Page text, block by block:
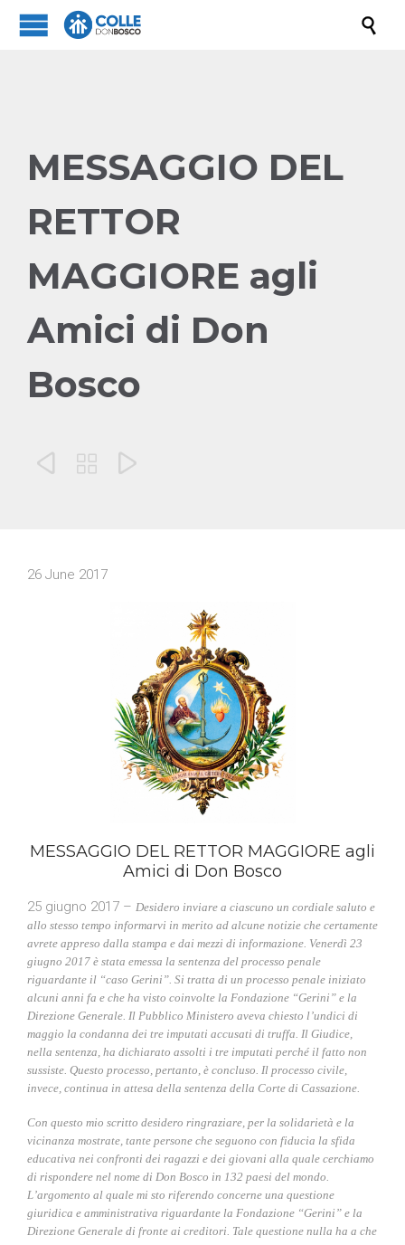

MESSAGGIO DEL
RETTOR
MAGGIORE agli
Amici di Don
Bosco
  
26 June 2017
MESSAGGIO DEL RETTOR MAGGIORE agli
Amici di Don Bosco
25 giugno 2017 – Desidero inviare a ciascuno un cordiale saluto e
allo stesso tempo informarvi in merito ad alcune notizie che certamente
avrete appreso dalla stampa e dai mezzi di informazione. Venerdì 23
giugno 2017 è stata emessa la sentenza del processo penale
riguardante il “caso Gerini”. Si tratta di un processo penale iniziato
alcuni anni fa e che ha visto coinvolte la Fondazione “Gerini” e la
Direzione Generale. Il Pubblico Ministero aveva chiesto l’undici di
maggio la condanna dei tre imputati accusati di truffa. Il Giudice,
nella sentenza, ha dichiarato assolti i tre imputati perché il fatto non
sussiste. Questo processo, pertanto, è concluso. Il processo civile,
invece, continua in attesa della sentenza della Corte di Cassazione.
Con questo mio scritto desidero ringraziare, per la solidarietà e la
vicinanza mostrate, tante persone che seguono con fiducia la sfida
educativa nei confronti dei ragazzi e dei giovani alla quale cerchiamo
di rispondere nel nome di Don Bosco in 132 paesi del mondo.
L’argomento al quale mi sto riferendo concerne una questione
giuridica e amministrativa riguardante la Fondazione “Gerini” e la
Direzione Generale di fronte ai creditori. Tale questione nulla ha a che